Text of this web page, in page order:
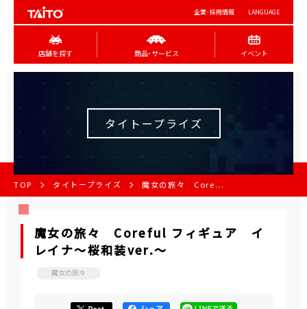
企業･採用情報 LANGUAGE
店舗を探す 商品･サービス イベント
タイトープライズ
TOP タイトープライズ 魔女の旅々 Core...
魔女の旅々 Coreful フィギュア イ
レイナ～桜和装ver.～
魔女の旅々